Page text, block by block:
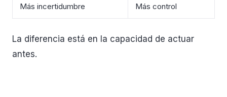
Más incertidumbre Más control
La diferencia está en la capacidad de actuar
antes.